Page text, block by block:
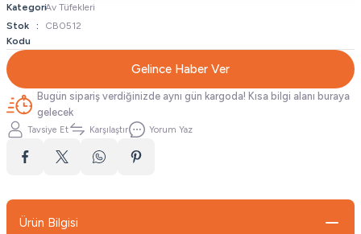
KategoriAv Tüfekleri
Stok
Kodu
CB0512
Gelince Haber Ver
Bugün sipariş verdiğinizde aynı gün kargoda! Kısa bilgi alanı buraya
gelecek
Tavsiye Et Karşılaştır Yorum Yaz
Ürün Bilgisi